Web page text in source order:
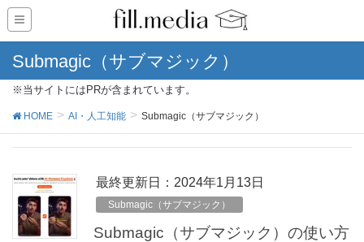
Submagic（サブマジック）
※当サイトにはPRが含まれています。
HOME AI・人工知能 Submagic（サブマジック）
最終更新日：2024年1月13日
Submagic（サブマジック）
Submagic（サブマジック）の使い方